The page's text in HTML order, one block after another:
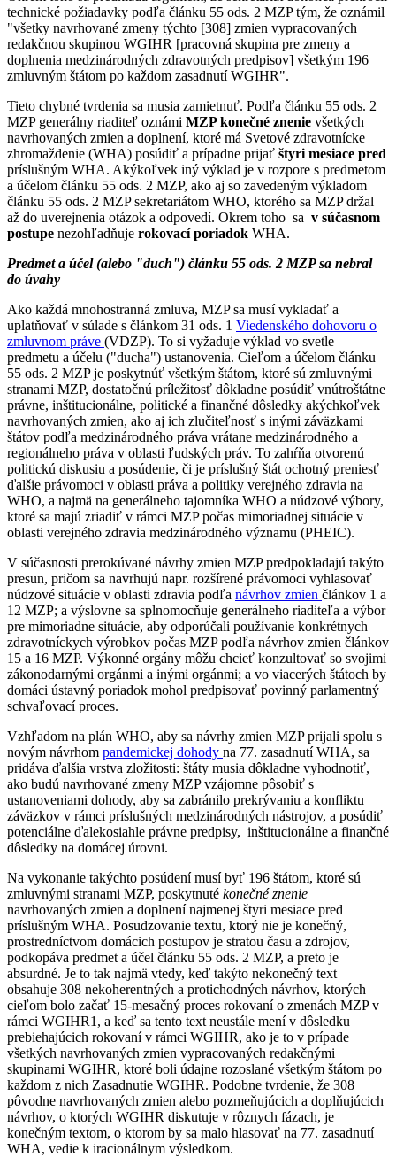
technické požiadavky podľa článku 55 ods. 2 MZP tým, že oznámil
"všetky navrhované zmeny týchto [308] zmien vypracovaných
redakčnou skupinou WGIHR [pracovná skupina pre zmeny a
doplnenia medzinárodných zdravotných predpisov] všetkým 196
zmluvným štátom po každom zasadnutí WGIHR".
Tieto chybné tvrdenia sa musia zamietnuť. Podľa článku 55 ods. 2
MZP generálny riaditeľ oznámi MZP konečné znenie všetkých
navrhovaných zmien a doplnení, ktoré má Svetové zdravotnícke
zhromaždenie (WHA) posúdiť a prípadne prijať štyri mesiace pred
príslušným WHA. Akýkoľvek iný výklad je v rozpore s predmetom
a účelom článku 55 ods. 2 MZP, ako aj so zavedeným výkladom
článku 55 ods. 2 MZP sekretariátom WHO, ktorého sa MZP držal
až do uverejnenia otázok a odpovedí. Okrem toho sa v súčasnom
postupe nezohľadňuje rokovací poriadok WHA.
Predmet a účel (alebo "duch") článku 55 ods. 2 MZP sa nebral
do úvahy
Ako každá mnohostranná zmluva, MZP sa musí vykladať a
uplatňovať v súlade s článkom 31 ods. 1 Viedenského dohovoru o
zmluvnom práve (VDZP). To si vyžaduje výklad vo svetle
predmetu a účelu ("ducha") ustanovenia. Cieľom a účelom článku
55 ods. 2 MZP je poskytnúť všetkým štátom, ktoré sú zmluvnými
stranami MZP, dostatočnú príležitosť dôkladne posúdiť vnútroštátne
právne, inštitucionálne, politické a finančné dôsledky akýchkoľvek
navrhovaných zmien, ako aj ich zlučiteľnosť s inými záväzkami
štátov podľa medzinárodného práva vrátane medzinárodného a
regionálneho práva v oblasti ľudských práv. To zahŕňa otvorenú
politickú diskusiu a posúdenie, či je príslušný štát ochotný preniesť
ďalšie právomoci v oblasti práva a politiky verejného zdravia na
WHO, a najmä na generálneho tajomníka WHO a núdzové výbory,
ktoré sa majú zriadiť v rámci MZP počas mimoriadnej situácie v
oblasti verejného zdravia medzinárodného významu (PHEIC).
V súčasnosti prerokúvané návrhy zmien MZP predpokladajú takýto
presun, pričom sa navrhujú napr. rozšírené právomoci vyhlasovať
núdzové situácie v oblasti zdravia podľa návrhov zmien článkov 1 a
12 MZP; a výslovne sa splnomocňuje generálneho riaditeľa a výbor
pre mimoriadne situácie, aby odporúčali používanie konkrétnych
zdravotníckych výrobkov počas MZP podľa návrhov zmien článkov
15 a 16 MZP. Výkonné orgány môžu chcieť konzultovať so svojimi
zákonodarnými orgánmi a inými orgánmi; a vo viacerých štátoch by
domáci ústavný poriadok mohol predpisovať povinný parlamentný
schvaľovací proces.
Vzhľadom na plán WHO, aby sa návrhy zmien MZP prijali spolu s
novým návrhom pandemickej dohody na 77. zasadnutí WHA, sa
pridáva ďalšia vrstva zložitosti: štáty musia dôkladne vyhodnotiť,
ako budú navrhované zmeny MZP vzájomne pôsobiť s
ustanoveniami dohody, aby sa zabránilo prekrývaniu a konfliktu
záväzkov v rámci príslušných medzinárodných nástrojov, a posúdiť
potenciálne ďalekosiahle právne predpisy, inštitucionálne a finančné
dôsledky na domácej úrovni.
Na vykonanie takýchto posúdení musí byť 196 štátom, ktoré sú
zmluvnými stranami MZP, poskytnuté konečné znenie
navrhovaných zmien a doplnení najmenej štyri mesiace pred
príslušným WHA. Posudzovanie textu, ktorý nie je konečný,
prostredníctvom domácich postupov je stratou času a zdrojov,
podkopáva predmet a účel článku 55 ods. 2 MZP, a preto je
absurdné. Je to tak najmä vtedy, keď takýto nekonečný text
obsahuje 308 nekoherentných a protichodných návrhov, ktorých
cieľom bolo začať 15-mesačný proces rokovaní o zmenách MZP v
rámci WGIHR1, a keď sa tento text neustále mení v dôsledku
prebiehajúcich rokovaní v rámci WGIHR, ako je to v prípade
všetkých navrhovaných zmien vypracovaných redakčnými
skupinami WGIHR, ktoré boli údajne rozoslané všetkým štátom po
každom z nich Zasadnutie WGIHR. Podobne tvrdenie, že 308
pôvodne navrhovaných zmien alebo pozmeňujúcich a doplňujúcich
návrhov, o ktorých WGIHR diskutuje v rôznych fázach, je
konečným textom, o ktorom by sa malo hlasovať na 77. zasadnutí
WHA, vedie k iracionálnym výsledkom.